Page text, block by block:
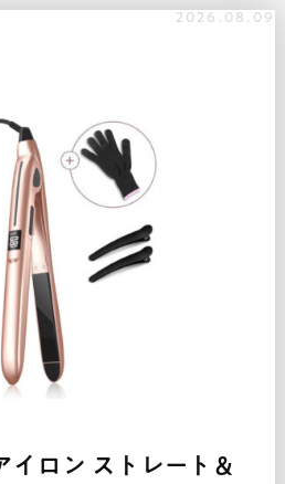
2026.08.09
ロン ストレート＆